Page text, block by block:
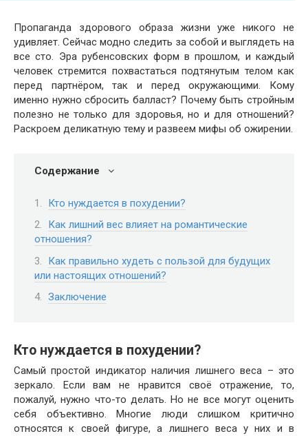
Пропаганда здорового образа жизни уже никого не
удивляет. Сейчас модно следить за собой и выглядеть на
все сто. Эра рубенсовских форм в прошлом, и каждый
человек стремится похвастаться подтянутым телом как
перед партнёром, так и перед окружающими. Кому
именно нужно сбросить балласт? Почему быть стройным
полезно не только для здоровья, но и для отношений?
Раскроем деликатную тему и развеем мифы об ожирении.
Содержание
Кто нуждается в похудении?
Как лишний вес влияет на романтические
отношения?
Как правильно худеть с пользой для будущих
или настоящих отношений?
Заключение
Кто нуждается в похудении?
Самый простой индикатор наличия лишнего веса – это
зеркало. Если вам не нравится своё отражение, то,
пожалуй, нужно что-то делать. Но не все могут оценить
себя объективно. Многие люди слишком критично
относятся к своей фигуре, а лишнего веса у них и в